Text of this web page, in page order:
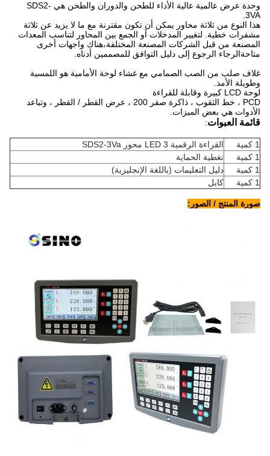
وحدة عرض عالمية عالية الأداء للطحن والدوران والطحن هي SDS2-
3VA.
هذا النوع من ثلاثة محاور يمكن أن تكون مقترنة مع ما لا يزيد عن ثلاثة
مشفرات خطية. لتغيير المدخلات أو الجمع بين المحاور لتناسب المعدات
المصنعة من قبل الشركات المصنعة المختلفة،هناك واجهات أخرى
متاحةالرجاء الرجوع إلى دليل التوافق للمصممين أدناه.
غلاف صلب من الصب الصمامي مع غشاء لوحة الأمامية هو اللمسية
وطويلة الأمد.
لوحة LCD كبيرة وقابلة للقراءة
PCD ، خط الثقوب ، ذاكرة صفر 200 ، عرض القطر / القطر ، وتباعد
الأدوات هي بعض الميزات.
قائمة العبوات:
1 كمية
القراءة الرقمية LED 3 محور SDS2-3Va
1 كمية
تغطية الحماية
1 كمية
دليل التعليمات (باللغة الإنجليزية)
1 كمية
كابل
صورة المنتج / الصور: